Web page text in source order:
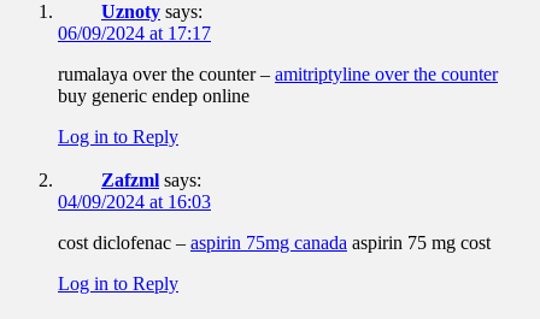
Uznoty says:
06/09/2024 at 17:17
rumalaya over the counter – amitriptyline over the counter
buy generic endep online
Log in to Reply
Zafzml says:
04/09/2024 at 16:03
cost diclofenac – aspirin 75mg canada aspirin 75 mg cost
Log in to Reply